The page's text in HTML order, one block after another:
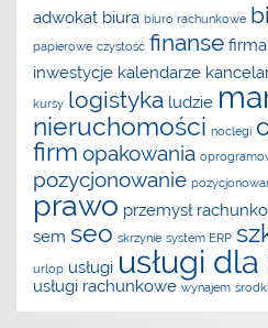
adwokat biura biuro rachunkowe
papierowe czystość finanse firma
inwestycje kalendarze
kursy logistyka ludzie
nieruchomości noclegi
firm opakowania
pozycjonowanie
prawo przemysł
sem seo skrzynie system ERP
urlop usługi usługi
usługi rachunkowe wynajem